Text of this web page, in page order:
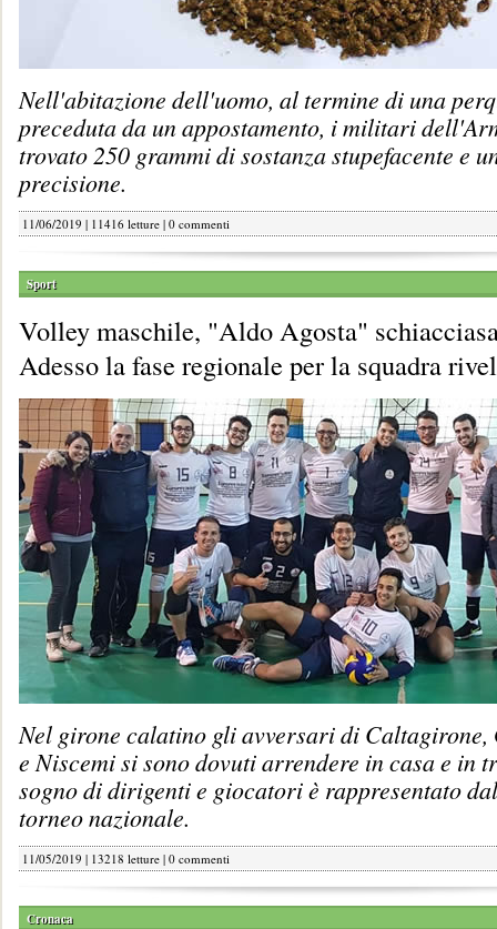
Nell'abitazione dell'uomo, al termine di una
preceduta da un appostamento, i militari
trovato 250 grammi di sostanza stupefacente e
precisione.
11/06/2019 | 11416 letture | 0 commenti
Sport
Volley maschile, "Aldo Agosta"
Adesso la fase regionale per la squadra
Nel girone calatino gli avversari di Caltagirone,
e Niscemi si sono dovuti arrendere in casa e in
sogno di dirigenti e giocatori è rappresentato
torneo nazionale.
11/05/2019 | 13218 letture | 0 commenti
Cronaca